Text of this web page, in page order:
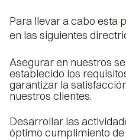
Para llevar a cabo esta
en las siguientes
Asegurar en nuestros
establecido los
garantizar la
nuestros clientes.
Desarrollar las
óptimo cumplimiento